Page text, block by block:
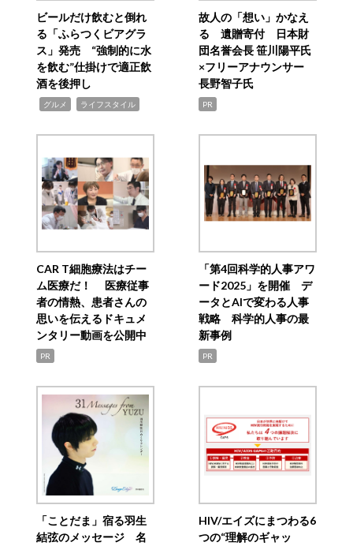
ビールだけ飲むと倒れ
る「ふらつくビアグラ
ス」発売 “強制的に水
を飲む”仕掛けで適正飲
酒を後押し
グルメ ライフスタイル
故人の「想い」かなえ
る 遺贈寄付 日本財
団名誉会長 笹川陽平氏
×フリーアナウンサー
長野智子氏
PR
CAR T細胞療法はチー
ム医療だ！ 医療従事
者の情熱、患者さんの
思いを伝えるドキュメ
ンタリー動画を公開中
PR
「第4回科学的人事アワ
ード2025」を開催 デ
ータとAIで変わる人事
戦略 科学的人事の最
新事例
PR
「ことだま」宿る羽生
結弦のメッセージ 名
HIV/エイズにまつわる6
つの“理解のギャッ